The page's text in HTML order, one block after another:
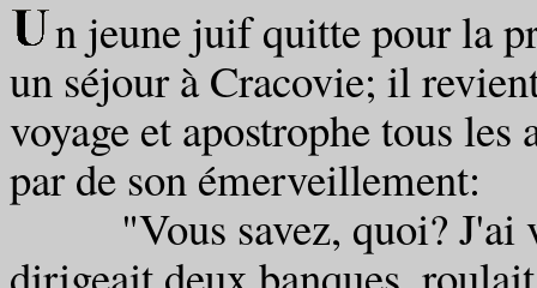
n jeune juif quitte pour la
un séjour à Cracovie; il
voyage et apostrophe tous
par de son émerveillement:
"Vous savez, quoi? J'ai